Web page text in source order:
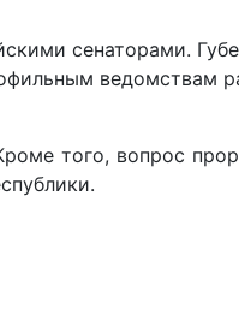
сенаторами.
ведомствам
того, вопрос